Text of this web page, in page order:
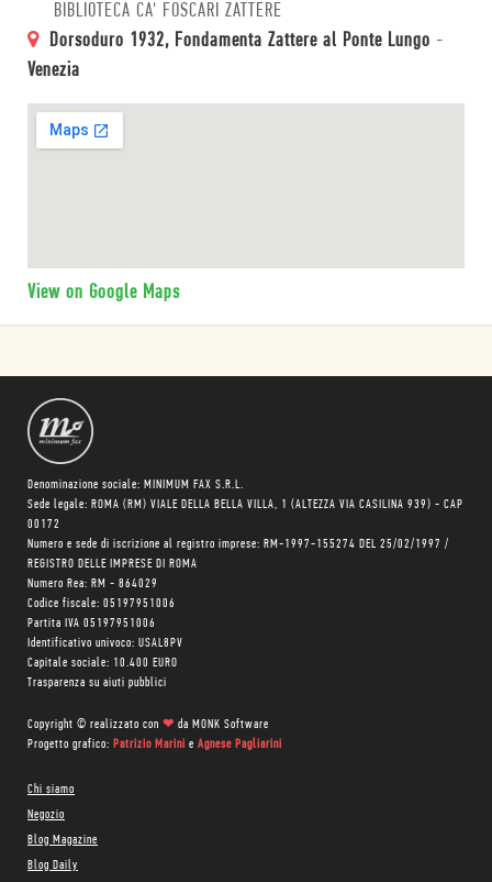
BIBLIOTECA CA' FOSCARI ZATTERE
Dorsoduro 1932, Fondamenta Zattere al Ponte Lungo -
Venezia
View on Google Maps
Denominazione sociale: MINIMUM FAX S.R.L.
Sede legale: ROMA (RM) VIALE DELLA BELLA VILLA, 1 (ALTEZZA VIA CASILINA 939) - CAP
00172
Numero e sede di iscrizione al registro imprese: RM-1997-155274 DEL 25/02/1997 /
REGISTRO DELLE IMPRESE DI ROMA
Numero Rea: RM - 864029
Codice fiscale: 05197951006
Partita IVA 05197951006
Identificativo univoco: USAL8PV
Capitale sociale: 10.400 EURO
Trasparenza su aiuti pubblici
Copyright © realizzato con ❤ da MONK Software
Progetto grafico: Patrizio Marini e Agnese Pagliarini
Chi siamo
Negozio
Blog Magazine
Blog Daily